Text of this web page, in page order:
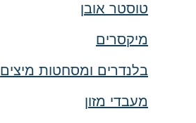
טוסטר אובן
מיקסרים
בלנדרים ומסחטות מיצים
מעבדי מזון